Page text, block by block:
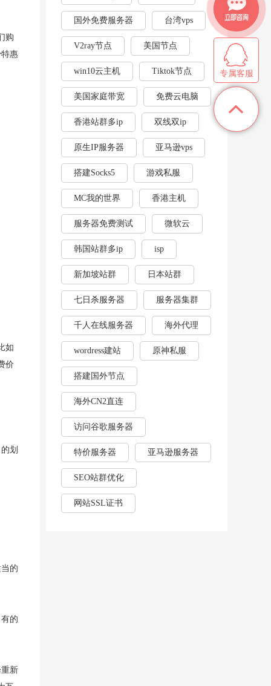
购
惠
如
价
划
的
的
新
国外免费服务器 台湾vps
V2ray节点 美国节点
win10云主机 Tiktok节点
美国家庭带宽 免费云电脑
香港站群多ip 双线双ip
原生IP服务器 亚马逊vps
搭建Socks5 游戏私服
MC我的世界 香港主机
服务器免费测试 微软云
韩国站群多ip isp
新加坡站群 日本站群
七日杀服务器 服务器集群
千人在线服务器 海外代理
wordress建站 原神私服
搭建国外节点
海外CN2直连
访问谷歌服务器
特价服务器 亚马逊服务器
SEO站群优化
网站SSL证书
专属客服